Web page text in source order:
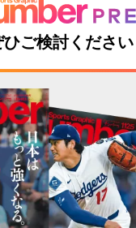
ひご検討ください